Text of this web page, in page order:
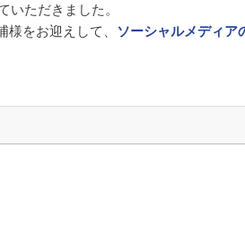
いただきました。
をお迎えして、
ソーシャルメディア